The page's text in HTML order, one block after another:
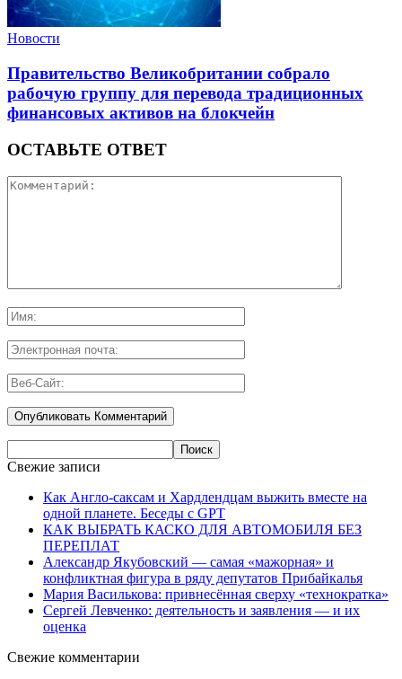
Новости
Правительство Великобритании собрало
рабочую группу для перевода традиционных
финансовых активов на блокчейн
ОСТАВЬТЕ ОТВЕТ
Свежие записи
Как Англо-саксам и Хардлендцам выжить вместе на
одной планете. Беседы с GPT
КАК ВЫБРАТЬ КАСКО ДЛЯ АВТОМОБИЛЯ БЕЗ
ПЕРЕПЛАТ
Александр Якубовский — самая «мажорная» и
конфликтная фигура в ряду депутатов Прибайкалья
Мария Василькова: привнесённая сверху «технократка»
Сергей Левченко: деятельность и заявления — и их
оценка
Свежие комментарии